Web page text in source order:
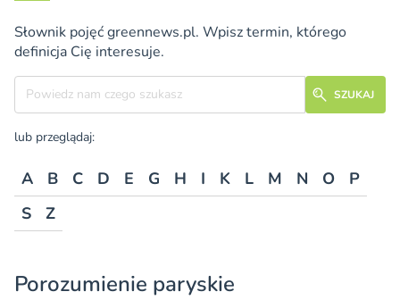
Słownik pojęć greennews.pl. Wpisz termin, którego
definicja Cię interesuje.
Szukane hasło
SZUKAJ
lub przeglądaj:
A B C D E G H I K L M N O
P
S
Z
Porozumienie paryskie